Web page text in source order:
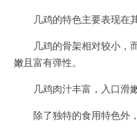
几鸡的特色主要表现在其
几鸡的骨架相对较小，
嫩且富有弹性。
几鸡肉汁丰富，入口滑嫩
除了独特的食用特色外，